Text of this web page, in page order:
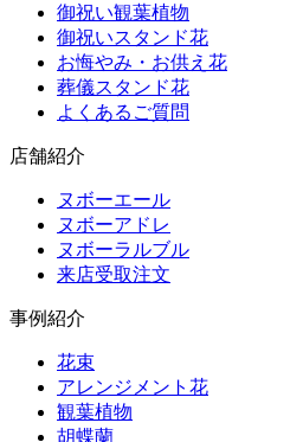
御祝い観葉植物
御祝いスタンド花
お悔やみ・お供え花
葬儀スタンド花
よくあるご質問
店舗紹介
ヌボーエール
ヌボーアドレ
ヌボーラルブル
来店受取注文
事例紹介
花束
アレンジメント花
観葉植物
胡蝶蘭